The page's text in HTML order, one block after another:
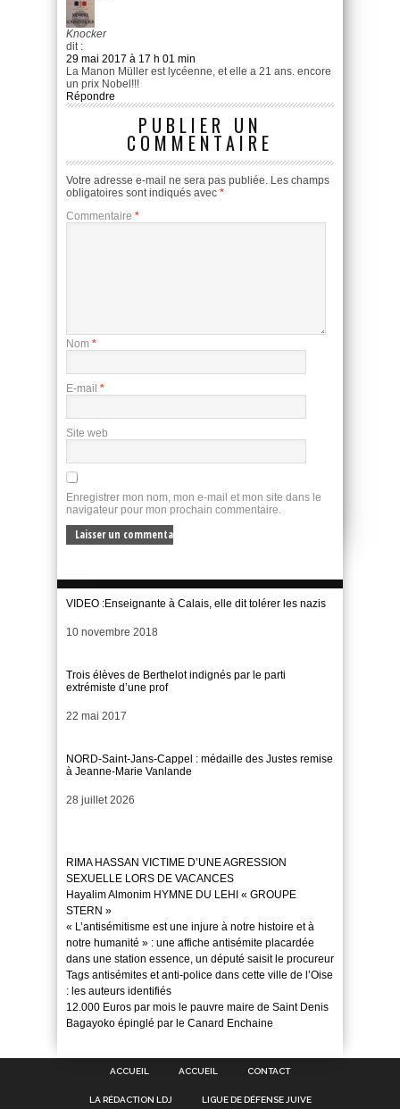
Knocker
dit :
29 mai 2017 à 17 h 01 min
La Manon Müller est lycéenne, et elle a 21 ans. encore
un prix Nobel!!!
Répondre
PUBLIER UN
COMMENTAIRE
Votre adresse e-mail ne sera pas publiée. Les champs
obligatoires sont indiqués avec *
Commentaire *
Nom *
E-mail *
Site web
Enregistrer mon nom, mon e-mail et mon site dans le
navigateur pour mon prochain commentaire.
VIDEO :Enseignante à Calais, elle dit tolérer les nazis
Date
10 novembre 2018
Trois élèves de Berthelot indignés par le parti
extrémiste d’une prof
Date
22 mai 2017
NORD-Saint-Jans-Cappel : médaille des Justes remise
à Jeanne-Marie Vanlande
Date
28 juillet 2026
RIMA HASSAN VICTIME D’UNE AGRESSION
SEXUELLE LORS DE VACANCES
Hayalim Almonim HYMNE DU LEHI « GROUPE
STERN »
« L’antisémitisme est une injure à notre histoire et à
notre humanité » : une affiche antisémite placardée
dans une station essence, un député saisit le procureur
Tags antisémites et anti-police dans cette ville de l’Oise
: les auteurs identifiés
12.000 Euros par mois le pauvre maire de Saint Denis
Bagayoko épinglé par le Canard Enchaine
ACCUEIL ACCUEIL CONTACT
LA RÉDACTION LDJ LIGUE DE DÉFENSE JUIVE